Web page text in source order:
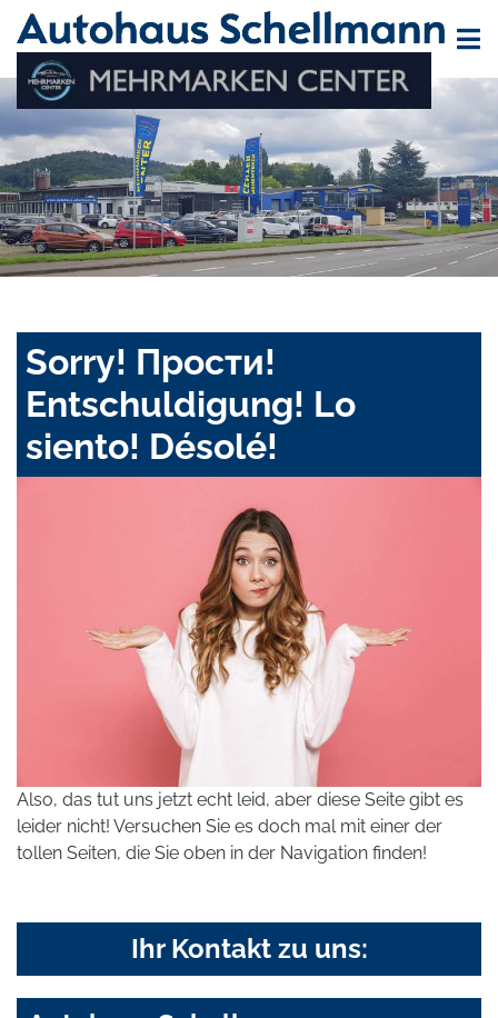
Sorry! Прости!
Entschuldigung! Lo
siento! Désolé!
Also, das tut uns jetzt echt leid, aber diese Seite gibt es
leider nicht! Versuchen Sie es doch mal mit einer der
tollen Seiten, die Sie oben in der Navigation finden!
Ihr Kontakt zu uns: